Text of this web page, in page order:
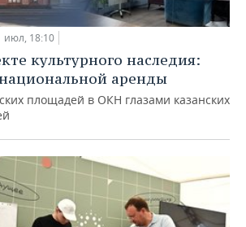
июл, 18:10
культурного наследия:
аренды
площадей в ОКН глазами казанских